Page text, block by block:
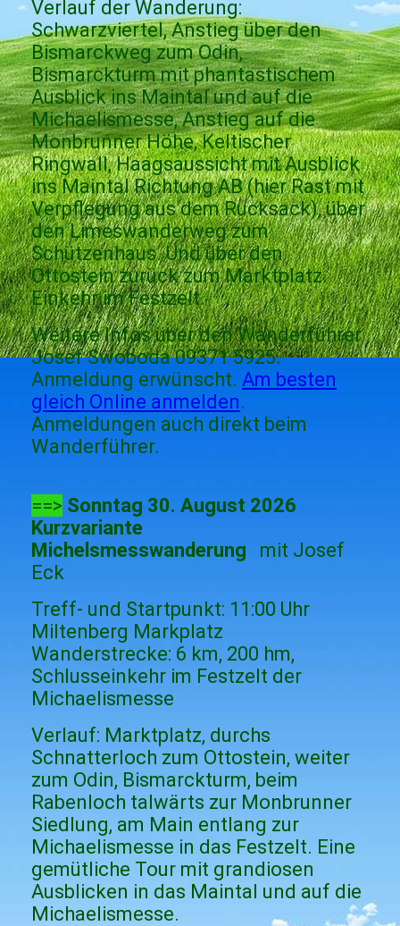
Verlauf der Wanderung:
Schwarzviertel, Anstieg über den
Bismarckweg zum Odin,
Bismarckturm mit phantastischem
Ausblick ins Maintal und auf die
Michaelismesse, Anstieg auf die
Monbrunner Höhe, Keltischer
Ringwall, Haagsaussicht mit Ausblick
ins Maintal Richtung AB (hier Rast mit
Verpflegung aus dem Rucksack), über
den Limeswanderweg zum
Schützenhaus. Und über den
Ottostein zurück zum Marktplatz.
Einkehr im Festzelt.
Weitere Infos über den Wanderführer
Josef Swoboda 09371 5925.
Anmeldung erwünscht. Am besten
gleich Online anmelden.
Anmeldungen auch direkt beim
Wanderführer.
==> Sonntag 30. August 2026
Kurzvariante
Michelsmesswanderung mit Josef
Eck
Treff- und Startpunkt: 11:00 Uhr
Miltenberg Markplatz
Wanderstrecke: 6 km, 200 hm,
Schlusseinkehr im Festzelt der
Michaelismesse
Verlauf: Marktplatz, durchs
Schnatterloch zum Ottostein, weiter
zum Odin, Bismarckturm, beim
Rabenloch talwärts zur Monbrunner
Siedlung, am Main entlang zur
Michaelismesse in das Festzelt. Eine
gemütliche Tour mit grandiosen
Ausblicken in das Maintal und auf die
Michaelismesse.